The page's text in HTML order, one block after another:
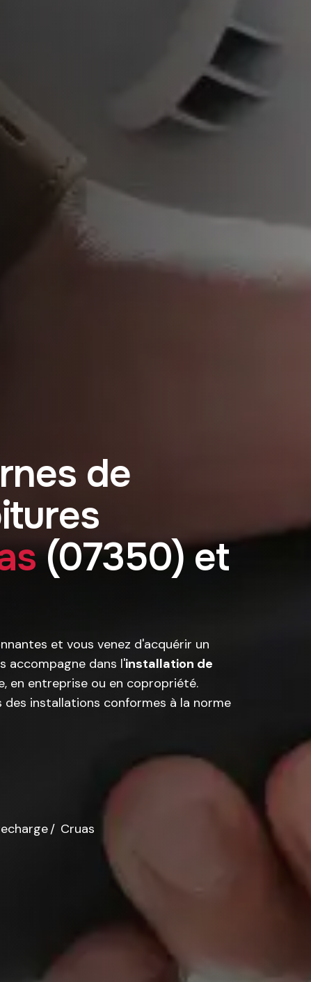
rnes de
itures
s(07350)et
et vous venez d'acquérir un
accompagne dans l'installation de
en entreprise ou en copropriété.
des installations conformes à la norme
Cruas